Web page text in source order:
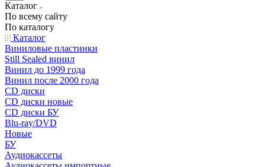
Каталог
По всему сайту
По каталогу
Каталог
Виниловые пластинки
Still Sealed винил
Винил до 1999 года
Винил после 2000 года
CD диски
CD диски новые
CD диски БУ
Blu-ray/DVD
Новые
БУ
Аудиокассеты